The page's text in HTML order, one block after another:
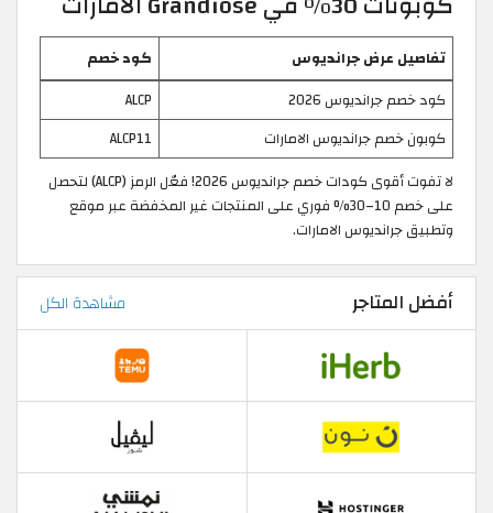
تفاصيل عرض جرانديوس
كود خصم
كود خصم جرانديوس 2026
ALCP
كوبون خصم جرانديوس الامارات
ALCP11
لا تفوت أقوى كودات خصم جرانديوس 2026! فعّل الرمز (ALCP) لتحصل
على خصم 10–30% فوري على المنتجات غير المخفضة عبر موقع
وتطبيق جرانديوس الامارات.
أفضل المتاجر مشاهدة الكل